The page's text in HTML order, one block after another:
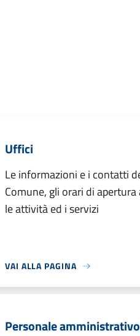
Uffici
Le informazioni e i contatti
Comune, gli orari di apertura
le attività ed i servizi
VAI ALLA PAGINA
Personale amministrativo